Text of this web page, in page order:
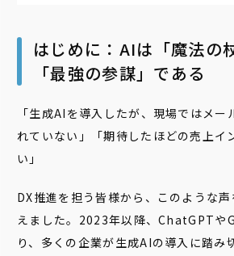
はじめに：AIは「魔法の
「最強の参謀」である
「生成AIを導入したが、現場ではメー
れていない」「期待したほどの売上イ
い」
DX推進を担う皆様から、このような
えました。2023年以降、ChatGPTや
り、多くの企業が生成AIの導入に踏み